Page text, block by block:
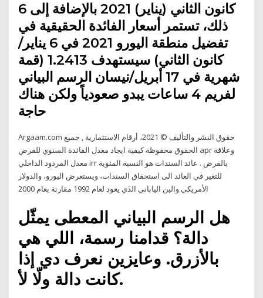
6 كانون الثاني (يناير) 2021 بالإضافة إلى
ذلك، تستمر أسعار الفائدة الحقيقية في
تفضيل منطقة اليورو 2021 في 6 يناير/
كانون الثاني) سيستهدف 1.2413 (قمة
شهرية في 17 أبريل/نيسان الرسم البياني
لفريم 4 ساعات يبدو صعودياً ولكن هناك
حاجة
Argaam.com حقوق النشر والتأليف © 2021، أرقام الاستثمارية , جميع
الحقوق محفوظة كيفية ايجاد معدل الفائدة السنوي للقرض apr وعلاقة
معدل المردود الداخلي irr بالقرض . عائد السندات هو النسبة المئوية
للتغير في العائد الى استحقاق السندات، ويستعرض اليورو، والدولار
الأمريكي والين الياباني الذي يعود لعام 1992 مقارنة بعام 2000
هل الرسم البياني المعطى يمثّل
دالة؟ قدامنا رسمة، اللي هي
بالأزرق. وعايزين نعرف دي إذا
كانت دالة ولّا لأ.